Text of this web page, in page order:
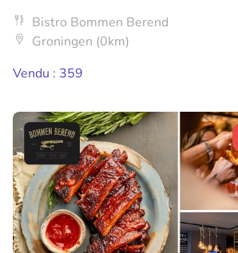
Bistro Bommen Berend
Groningen (0km)
Vendu : 359